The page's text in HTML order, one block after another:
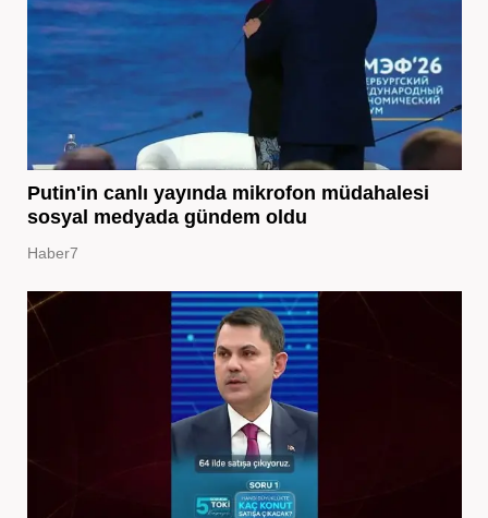
Putin'in canlı yayında mikrofon müdahalesi
sosyal medyada gündem oldu
Haber7